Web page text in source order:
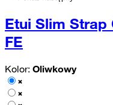
Etui Slim Strap
FE
Kolor: Oliwkowy